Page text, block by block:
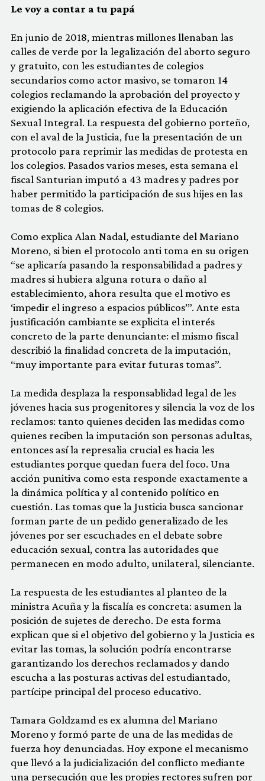
Le voy a contar a tu papá
En junio de 2018, mientras millones llenaban las
calles de verde por la legalización del aborto seguro
y gratuito, con les estudiantes de colegios
secundarios como actor masivo, se tomaron 14
colegios reclamando la aprobación del proyecto y
exigiendo la aplicación efectiva de la Educación
Sexual Integral. La respuesta del gobierno porteño,
con el aval de la Justicia, fue la presentación de un
protocolo para reprimir las medidas de protesta en
los colegios. Pasados varios meses, esta semana el
fiscal Santurian imputó a 43 madres y padres por
haber permitido la participación de sus hijes en las
tomas de 8 colegios.
Como explica Alan Nadal, estudiante del Mariano
Moreno, si bien el protocolo anti toma en su origen
“se aplicaría pasando la responsabilidad a padres y
madres si hubiera alguna rotura o daño al
establecimiento, ahora resulta que el motivo es
‘impedir el ingreso a espacios públicos’”. Ante esta
justificación cambiante se explicita el interés
concreto de la parte denunciante: el mismo fiscal
describió la finalidad concreta de la imputación,
“muy importante para evitar futuras tomas”.
La medida desplaza la responsablidad legal de les
jóvenes hacia sus progenitores y silencia la voz de los
reclamos: tanto quienes deciden las medidas como
quienes reciben la imputación son personas adultas,
entonces así la represalia crucial es hacia les
estudiantes porque quedan fuera del foco. Una
acción punitiva como esta responde exactamente a
la dinámica política y al contenido político en
cuestión. Las tomas que la Justicia busca sancionar
forman parte de un pedido generalizado de les
jóvenes por ser escuchades en el debate sobre
educación sexual, contra las autoridades que
permanecen en modo adulto, unilateral, silenciante.
La respuesta de les estudiantes al planteo de la
ministra Acuña y la fiscalía es concreta: asumen la
posición de sujetes de derecho. De esta forma
explican que si el objetivo del gobierno y la Justicia es
evitar las tomas, la solución podría encontrarse
garantizando los derechos reclamados y dando
escucha a las posturas activas del estudiantado,
partícipe principal del proceso educativo.
Tamara Goldzamd es ex alumna del Mariano
Moreno y formó parte de una de las medidas de
fuerza hoy denunciadas. Hoy expone el mecanismo
que llevó a la judicialización del conflicto mediante
una persecución que les propies rectores sufren por